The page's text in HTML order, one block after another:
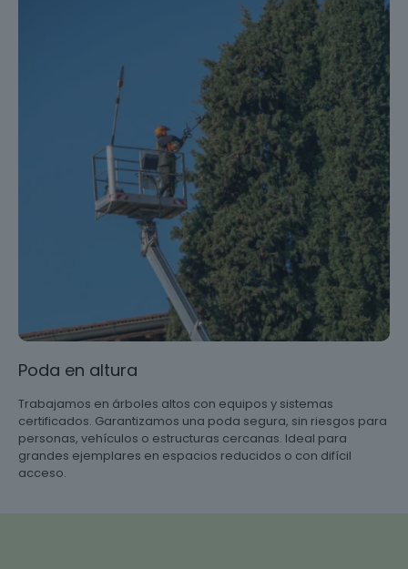
Poda en altura
Trabajamos en árboles altos con equipos y sistemas
certificados. Garantizamos una poda segura, sin riesgos para
personas, vehículos o estructuras cercanas. Ideal para
grandes ejemplares en espacios reducidos o con difícil
acceso.